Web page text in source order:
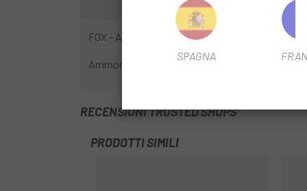
FOX - Ammortizzatore posteriore FLOAT 2022,
Ammortizzatore per la manutenzione e la
RECENSIONI TRUSTED SHOPS
PRODOTTI SIMILI
SPAGNA